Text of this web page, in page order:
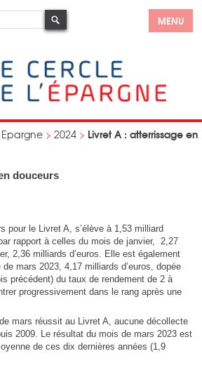
MENU
Epargne > 2024 > Livret A : atterrissage en
douceurs
pour le Livret A, s’élève à 1,53 milliard
rapport à celles du mois de janvier, 2,27
2,36 milliards d’euros. Elle est également
mars 2023, 4,17 milliards d’euros, dopée
précédent) du taux de rendement de 2 à
progressivement dans le rang après une
mars réussit au Livret A, aucune décollecte
2009. Le résultat du mois de mars 2023 est
de ces dix dernières années (1,9